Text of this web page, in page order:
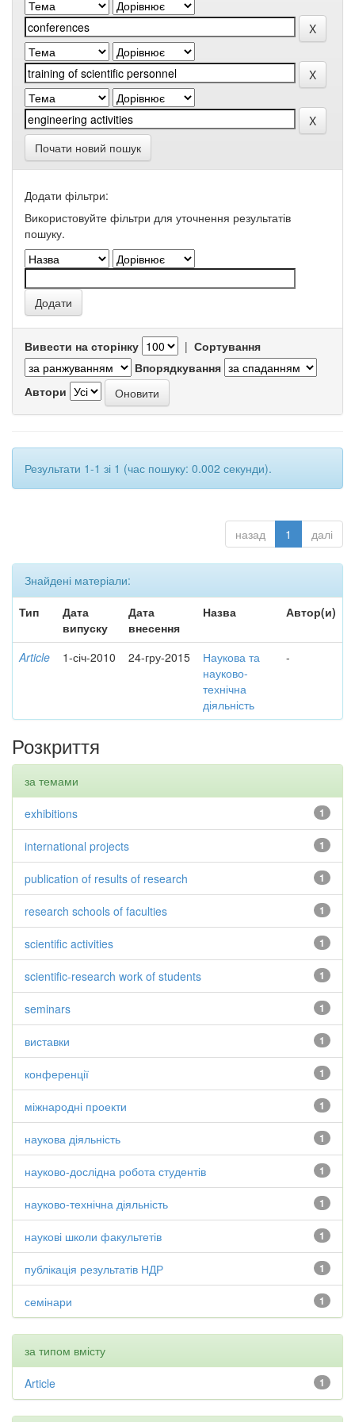
Почати новий пошук
Додати фільтри:
Використовуйте фільтри для уточнення результатів
пошуку.
Вивести на сторінку | Сортування
Впорядкування
Автори
Результати 1-1 зі 1 (час пошуку: 0.002 секунди).
назад 1 далі
Знайдені матеріали:
Тип
Дата
випуску
Дата
внесення
Назва Автор(и)
Article 1-січ-2010 24-гру-2015
Наукова та
науково-
технічна
діяльність
-
Розкриття
за темами
1
exhibitions
1
international projects
1
publication of results of research
1
research schools of faculties
1
scientific activities
1
scientific-research work of students
1
seminars
1
виставки
1
конференції
1
міжнародні проекти
1
наукова діяльність
1
науково-дослідна робота студентів
1
науково-технічна діяльність
1
наукові школи факультетів
1
публікація результатів НДР
1
семінари
за типом вмісту
1
Article